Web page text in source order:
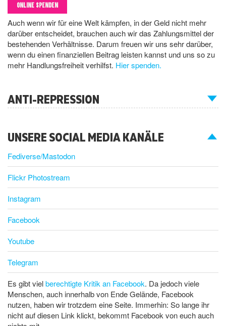
ONLINE SPENDEN
Auch wenn wir für eine Welt kämpfen, in der Geld nicht mehr
darüber entscheidet, brauchen auch wir das Zahlungsmittel der
bestehenden Verhältnisse. Darum freuen wir uns sehr darüber,
wenn du einen finanziellen Beitrag leisten kannst und uns so zu
mehr Handlungsfreiheit verhilfst. Hier spenden.
ANTI-REPRESSION
UNSERE SOCIAL MEDIA KANÄLE
Fediverse/Mastodon
Flickr Photostream
Instagram
Facebook
Youtube
Telegram
Es gibt vielberechtigte Kritik an Facebook. Da jedoch viele
Menschen, auch innerhalb von Ende Gelände, Facebook
nutzen, haben wir trotzdem eine Seite. Immerhin: So lange ihr
nicht auf diesen Link klickt, bekommt Facebook von euch auch